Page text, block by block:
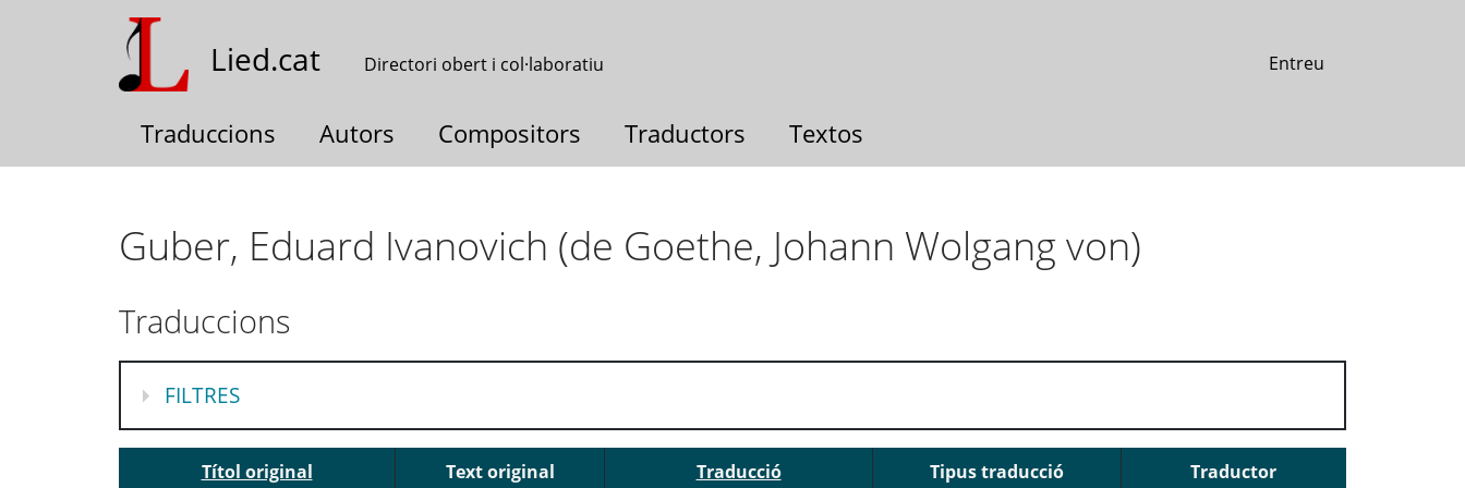
Lied.cat Directori obert i col·laboratiu Entreu
Traduccions Autors Compositors Traductors Textos
Guber, Eduard Ivanovich (de Goethe, Johann Wolgang von)
Traduccions
MOSTRA
FILTRES
Títol original Text original Traducció Tipus traducció Traductor